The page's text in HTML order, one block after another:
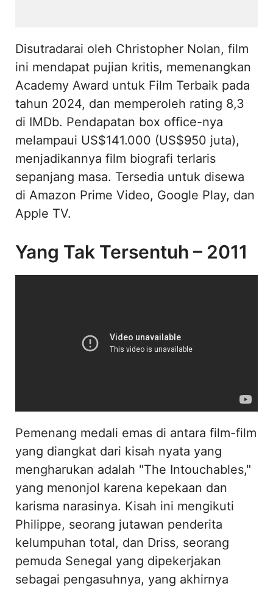
Disutradarai oleh Christopher Nolan, film
ini mendapat pujian kritis, memenangkan
Academy Award untuk Film Terbaik pada
tahun 2024, dan memperoleh rating 8,3
di IMDb. Pendapatan box office-nya
melampaui US$141.000 (US$950 juta),
menjadikannya film biografi terlaris
sepanjang masa. Tersedia untuk disewa
di Amazon Prime Video, Google Play, dan
Apple TV.
Yang Tak Tersentuh – 2011
Pemenang medali emas di antara film-film
yang diangkat dari kisah nyata yang
mengharukan adalah "The Intouchables,"
yang menonjol karena kepekaan dan
karisma narasinya. Kisah ini mengikuti
Philippe, seorang jutawan penderita
kelumpuhan total, dan Driss, seorang
pemuda Senegal yang dipekerjakan
sebagai pengasuhnya, yang akhirnya